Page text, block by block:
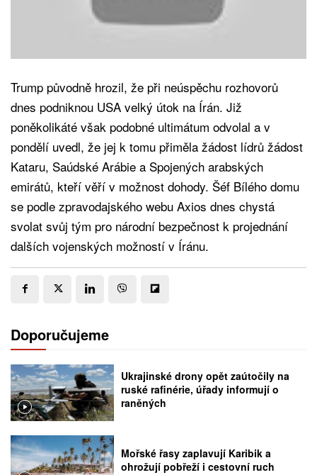
Trump původně hrozil, že při neúspěchu rozhovorů
dnes podniknou USA velký útok na Írán. Již
poněkolikáté však podobné ultimátum odvolal a v
pondělí uvedl, že jej k tomu přiměla žádost lídrů žádost
Kataru, Saúdské Arábie a Spojených arabských
emirátů, kteří věří v možnost dohody. Šéf Bílého domu
se podle zpravodajského webu Axios dnes chystá
svolat svůj tým pro národní bezpečnost k projednání
dalších vojenských možností v Íránu.
Doporučujeme
Ukrajinské drony opět zaútočily na
ruské rafinérie, úřady informují o
raněných
Mořské řasy zaplavují Karibik a
ohrožují pobřeží i cestovní ruch